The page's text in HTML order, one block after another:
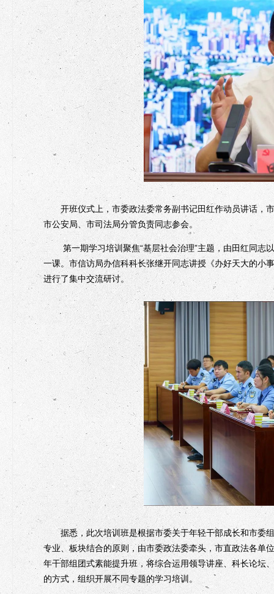
开班仪式上，市委政法委常务副书记田红作动员讲话，
市公安局、市司法局分管负责同志参会。
第一期学习培训聚焦“基层社会治理”主题，由田红同志
一课。市信访局办信科科长张继开同志讲授《办好天大的小
进行了集中交流研讨。
据悉，此次培训班是根据市委关于年轻干部成长和市委
专业、板块结合的原则，由市委政法委牵头，市直政法各单
年干部组团式素能提升班，将综合运用领导讲座、科长论坛
的方式，组织开展不同专题的学习培训。